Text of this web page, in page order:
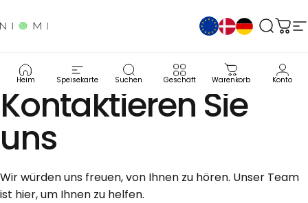
NIOMI Health
Suche
Heim Speisekarte Suchen Geschäft Warenkorb Konto
Kontaktieren Sie
uns
Wir würden uns freuen, von Ihnen zu hören. Unser Team
ist hier, um Ihnen zu helfen.